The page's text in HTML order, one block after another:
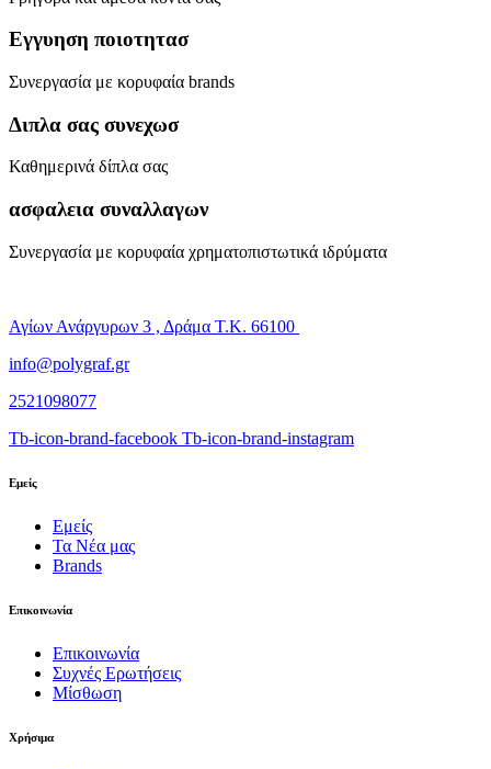
Εγγυηση ποιοτητασ
Συνεργασία με κορυφαία brands
Διπλα σας συνεχωσ
Καθημερινά δίπλα σας
ασφαλεια συναλλαγων
Συνεργασία με κορυφαία χρηματοπιστωτικά ιδρύματα
Αγίων Ανάργυρων 3 , Δράμα Τ.Κ. 66100
info@polygraf.gr
2521098077
Tb-icon-brand-facebook Tb-icon-brand-instagram
Εμείς
Εμείς
Τα Νέα μας
Brands
Επικοινωνία
Επικοινωνία
Συχνές Ερωτήσεις
Μίσθωση
Χρήσιμα